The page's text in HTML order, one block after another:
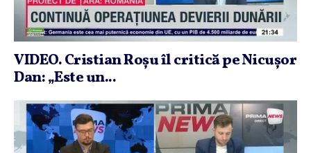
VIDEO. Cristian Roşu îl critică pe Nicuşor
Dan: „Este un...